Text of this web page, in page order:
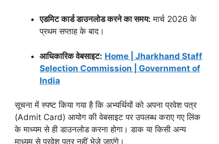
एडमिट कार्ड डाउनलोड करने का समय: मार्च 2026 के
प्रथम सप्ताह के बाद।
आधिकारिक वेबसाइट: Home | Jharkhand Staff
Selection Commission | Government of
India
सूचना में स्पष्ट किया गया है कि अभ्यर्थियों को अपना प्रवेश पत्र
(Admit Card) आयोग की वेबसाइट पर उपलब्ध कराए गए लिंक
के माध्यम से ही डाउनलोड करना होगा। डाक या किसी अन्य
माध्यम से प्रवेश पत्र नहीं भेजे जाएंगे।